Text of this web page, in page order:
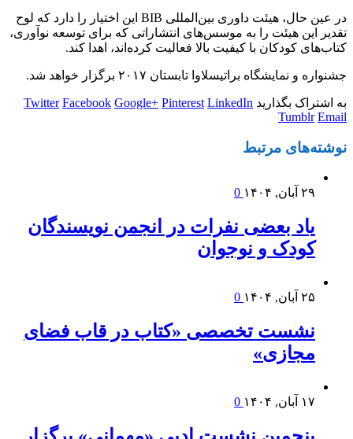
در عین حال، هیئت داوری بین‌المللی BIB این اختیار را دارد که لوح
تقدیر این هیئت را به موسس‌های انتشاراتی که برای توسعه نوآوری،
کتاب‌های کودکان با کیفیت بالا فعالیت کرده‌اند، اهدا کند.
جشنواره و نمایشگاه براتیسلاوا تابستان ۲۰۱۷ برگزار خواهد شد .
به اشتراک بگذارید Twitter Facebook Google+ Pinterest LinkedIn
Tumblr Email
نوشته‌های مرتبط
۲۹ آبان, ۱۴۰۴
یاد بعضی نفرات در انجمن نویسندگان
کودک و نوجوان
۲۵ آبان, ۱۴۰۴
نشست تخصصی «کتاب در قاب فضای
مجازی»
۱۷ آبان, ۱۴۰۴